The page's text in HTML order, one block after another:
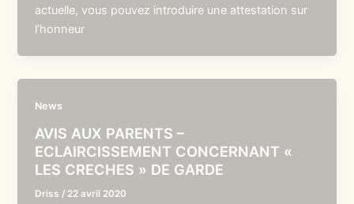
actuelle, vous pouvez introduire une attestation sur
l’honneur
News
AVIS AUX PARENTS –
ECLAIRCISSEMENT CONCERNANT «
LES CRECHES » DE GARDE
Driss / 22 avril 2020